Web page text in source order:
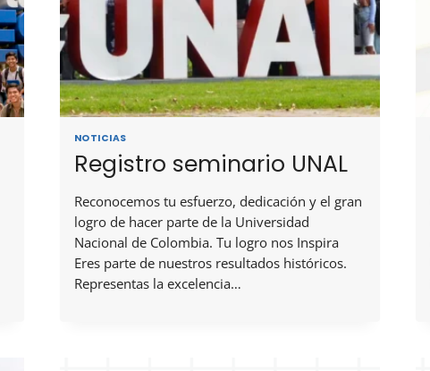
NOTICIAS
Registro seminario UNAL
Reconocemos tu esfuerzo, dedicación y el gran
logro de hacer parte de la Universidad
Nacional de Colombia. Tu logro nos Inspira
Eres parte de nuestros resultados históricos.
Representas la excelencia…